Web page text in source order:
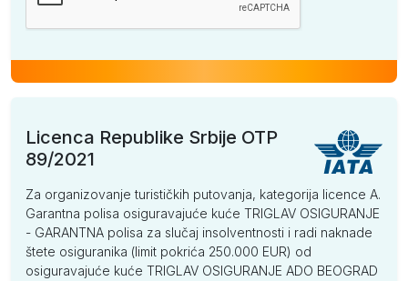
Licenca Republike Srbije OTP
89/2021
Za organizovanje turističkih putovanja, kategorija licence A.
Garantna polisa osiguravajuće kuće TRIGLAV OSIGURANJE
- GARANTNA polisa za slučaj insolventnosti i radi naknade
štete osiguranika (limit pokrića 250.000 EUR) od
osiguravajuće kuće TRIGLAV OSIGURANJE ADO BEOGRAD